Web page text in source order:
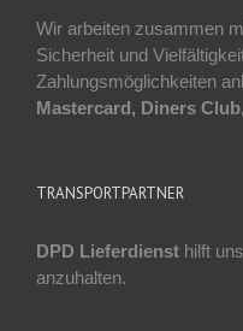
Wir arbeiten zusammen
Sicherheit und
Zahlungsmöglichkeiten
Mastercard, Diners
TRANSPORTPARTNER
DPD Lieferdienst hilft
anzuhalten.